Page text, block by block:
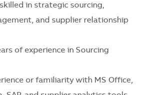
in strategic sourcing,
and supplier relationship
of experience in Sourcing
or familiarity with MS Office,